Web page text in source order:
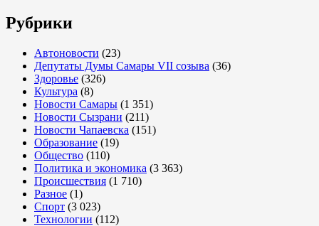
Рубрики
Автоновости (23)
Депутаты Думы Самары VII созыва (36)
Здоровье (326)
Культура (8)
Новости Самары (1 351)
Новости Сызрани (211)
Новости Чапаевска (151)
Образование (19)
Общество (110)
Политика и экономика (3 363)
Происшествия (1 710)
Разное (1)
Спорт (3 023)
Технологии (112)